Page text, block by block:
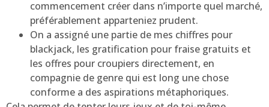
commencement créer dans n’importe quel marché,
préférablement apparteniez prudent.
On a assigné une partie de mes chiffres pour
blackjack, les gratification pour fraise gratuits et
les offres pour croupiers directement, en
compagnie de genre qui est long une chose
conforme a des aspirations métaphoriques.